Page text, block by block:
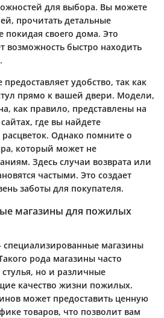
для выбора. Вы можете
прочитать детальные
своего дома. Это
возможность быстро находить
удобство, так как
прямо к вашей двери. Модели,
как правило, представлены на
где вы найдете
Однако помните о
который может не
Здесь случаи возврата или
частыми. Это создает
заботы для покупателя.
магазины для пожилых
магазины
рода магазины часто
но и различные
качество жизни пожилых.
может предоставить ценную
товаров, что позволит вам